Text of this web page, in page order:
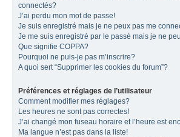
connectés?
J’ai perdu mon mot de passe!
Je suis enregistré mais je ne peux pas me
Je me suis enregistré par le passé mais je ne
Que signifie COPPA?
Pourquoi ne puis-je pas m’inscrire?
A quoi sert “Supprimer les cookies du forum”?
Préférences et réglages de l’utilisateur
Comment modifier mes réglages?
Les heures ne sont pas correctes!
J’ai changé mon fuseau horaire et l’heure est
Ma langue n’est pas dans la liste!